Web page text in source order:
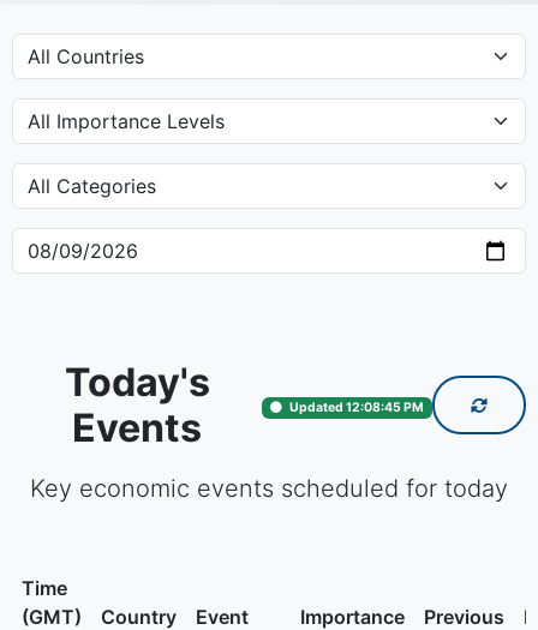
Today's
Events
Updated 12:08:45 PM
Key economic events scheduled for today
Time
(GMT)
Country Event Importance Previous